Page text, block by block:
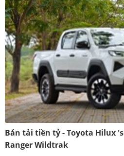
Bán tải tiền tỷ - Toyota Hilux
Ranger Wildtrak